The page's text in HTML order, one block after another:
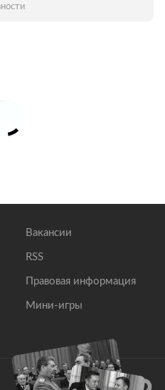
Вакансии
RSS
Правовая информация
Мини-игры